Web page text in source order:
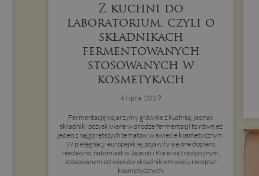
Z kuchni do
laboratorium, czyli o
składnikach
fermentowanych
stosowanych w
kosmetykach
4 lipca 2019
Fermentację kojarzymy głównie z kuchnią, jednak
składniki pozyskiwane w drodze fermentacji to również
jeden z najgorętszych tematów w świecie kosmetycznym.
W pielęgnacji europejskiej pojawiły się one dopiero
niedawno, natomiast w Japonii i Korei są tradycyjnym,
stosowanym od wieków składnikiem wielu receptur
kosmetycznych.